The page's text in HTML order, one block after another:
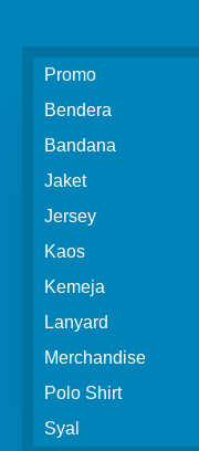
Promo
Bendera
Bandana
Jaket
Jersey
Kaos
Kemeja
Lanyard
Merchandise
Polo Shirt
Syal